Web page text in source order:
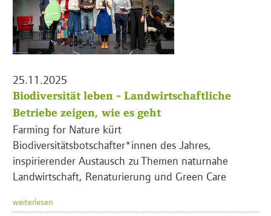
25.11.2025
Biodiversität leben - Landwirtschaftliche
Betriebe zeigen, wie es geht
Farming for Nature kürt
Biodiversitätsbotschafter*innen des Jahres,
inspirierender Austausch zu Themen naturnahe
Landwirtschaft, Renaturierung und Green Care
weiterlesen